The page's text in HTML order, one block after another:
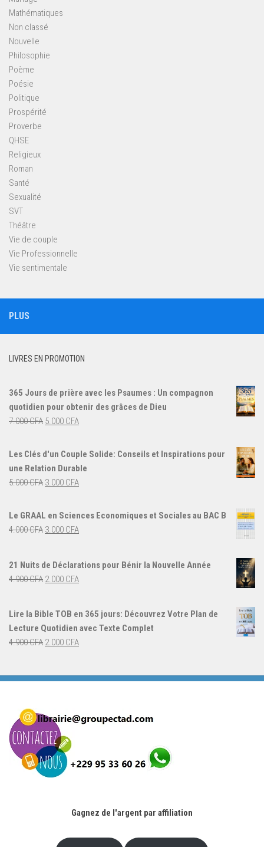
Mathématiques
Non classé
Nouvelle
Philosophie
Poème
Poésie
Politique
Prospérité
Proverbe
QHSE
Religieux
Roman
Santé
Sexualité
SVT
Théâtre
Vie de couple
Vie Professionnelle
Vie sentimentale
PLUS
LIVRES EN PROMOTION
365 Jours de prière avec les Psaumes : Un compagnon
quotidien pour obtenir des grâces de Dieu
7.000CFA Le
initial
était :
7.000 CFA.
5.000 CFALe
actuel
est :
Les Clés d'un Couple Solide: Conseils et Inspirations pour
une Relation Durable
5.000CFA Le
initial
était :
3.000 CFALe
actuel
Le GRAAL en Sciences Economiques et Sociales au BAC B
4.000CFA Le
4.000 CFA.
3.000 CFALe
3.000 CFA.
21 Nuits de Déclarations pour Bénir la Nouvelle Année
4.900CFA Le
4.900 CFA.
2.000 CFA
Lire la Bible TOB en 365 jours: Découvrez Votre Plan de
Lecture Quotidien avec Texte Complet
4.900CFA Le
était :
2.000 CFALe
est :
Gagnez de l'argent par affiliation